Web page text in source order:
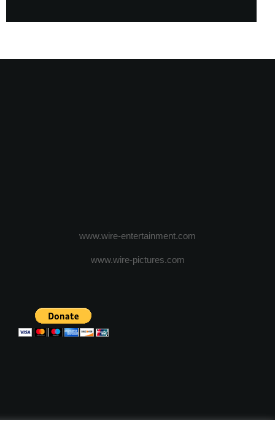
www.wire-entertainment.com
www.wire-pictures.com